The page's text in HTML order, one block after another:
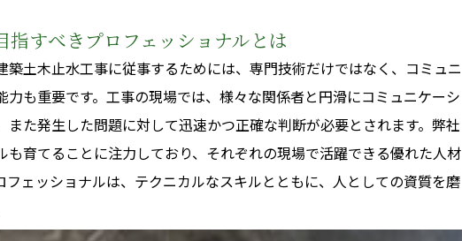
指すべきプロフェッショナルとは
築土木止水工事に従事するためには、専門技術だけではなく、コミュニ
力も重要です。工事の現場では、様々な関係者と円滑にコミュニケーシ
また発生した問題に対して迅速かつ正確な判断が必要とされます。弊社
も育てることに注力しており、それぞれの現場で活躍できる優れた人材
フェッショナルは、テクニカルなスキルとともに、人としての資質を磨